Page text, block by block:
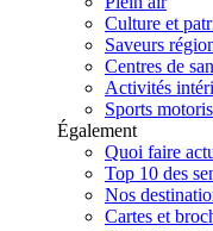
Culture et
Saveurs
Centres de
Activités
Sports
Également
Quoi faire
Top 10 des
Nos
Cartes et